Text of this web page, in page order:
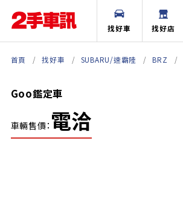
找好車 找好店
首頁 找好車 SUBARU/速霸陸 BRZ
Goo鑑定車
車輛售價： 電洽